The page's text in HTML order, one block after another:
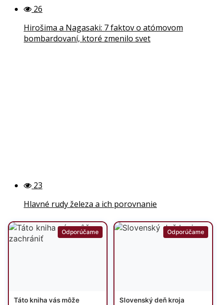
26
Hirošima a Nagasaki: 7 faktov o atómovom
bombardovaní, ktoré zmenilo svet
23
Hlavné rudy železa a ich porovnanie